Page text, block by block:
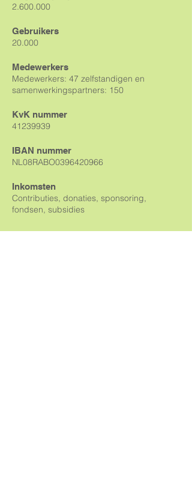
2.600.000
Gebruikers
20.000
Medewerkers
Medewerkers: 47 zelfstandigen en
samenwerkingspartners: 150
KvK nummer
41239939
IBAN nummer
NL08RABO0396420966
Inkomsten
Contributies, donaties, sponsoring,
fondsen, subsidies